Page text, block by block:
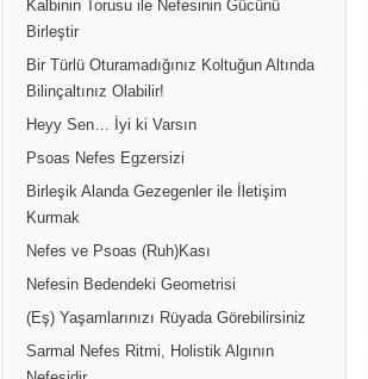
Kalbinin Torusu ile Nefesinin Gücünü
Birleştir
Bir Türlü Oturamadığınız Koltuğun Altında
Bilinçaltınız Olabilir!
Heyy Sen… İyi ki Varsın
Psoas Nefes Egzersizi
Birleşik Alanda Gezegenler ile İletişim
Kurmak
Nefes ve Psoas (Ruh)Kası
Nefesin Bedendeki Geometrisi
(Eş) Yaşamlarınızı Rüyada Görebilirsiniz
Sarmal Nefes Ritmi, Holistik Algının